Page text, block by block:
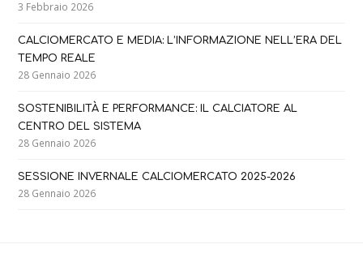
3 Febbraio 2026
CALCIOMERCATO E MEDIA: L’INFORMAZIONE NELL’ERA DEL
TEMPO REALE
28 Gennaio 2026
SOSTENIBILITÀ E PERFORMANCE: IL CALCIATORE AL
CENTRO DEL SISTEMA
28 Gennaio 2026
SESSIONE INVERNALE CALCIOMERCATO 2025-2026
28 Gennaio 2026